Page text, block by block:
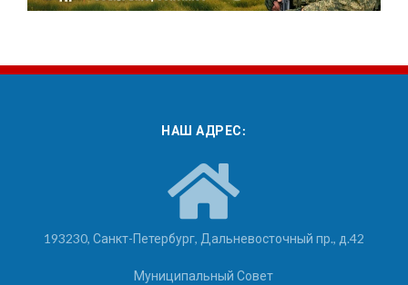
НАШ АДРЕС:
193230, Санкт-Петербург, Дальневосточный пр., д.42
Муниципальный Совет